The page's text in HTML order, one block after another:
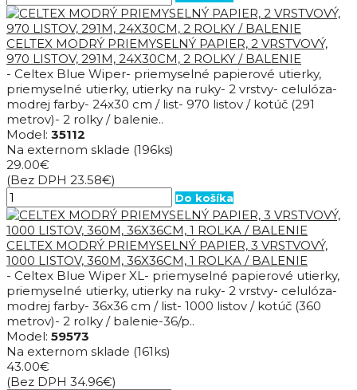
CELTEX MODRÝ PRIEMYSELNÝ PAPIER, 2 VRSTVOVÝ,
970 LISTOV, 291M, 24X30CM, 2 ROLKY / BALENIE
- Celtex Blue Wiper- priemyselné papierové utierky,
priemyselné utierky, utierky na ruky- 2 vrstvy- celulóza-
modrej farby- 24x30 cm / list- 970 listov / kotúč (291
metrov)- 2 rolky / balenie..
Model: 35112
Na externom sklade (196ks)
29.00€
(Bez DPH 23.58€)
Do košíka
CELTEX MODRÝ PRIEMYSELNÝ PAPIER, 3 VRSTVOVÝ,
1000 LISTOV, 360M, 36X36CM, 1 ROLKA / BALENIE
- Celtex Blue Wiper XL- priemyselné papierové utierky,
priemyselné utierky, utierky na ruky- 2 vrstvy- celulóza-
modrej farby- 36x36 cm / list- 1000 listov / kotúč (360
metrov)- 2 rolky / balenie-36/p..
Model: 59573
Na externom sklade (161ks)
43.00€
(Bez DPH 34.96€)